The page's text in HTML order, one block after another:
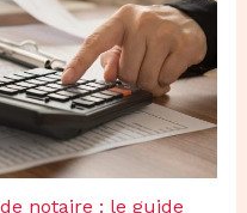
notaire : le guide